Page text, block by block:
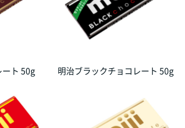
ト 50g 明治ブラックチョコレート 50g